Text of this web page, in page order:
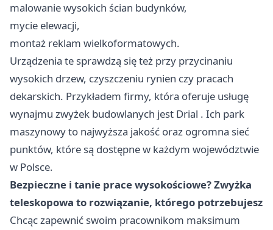
malowanie wysokich ścian budynków,
mycie elewacji,
montaż reklam wielkoformatowych.
Urządzenia te sprawdzą się też przy przycinaniu
wysokich drzew, czyszczeniu rynien czy pracach
dekarskich. Przykładem firmy, która oferuje usługę
wynajmu zwyżek budowlanych jest Drial . Ich park
maszynowy to najwyższa jakość oraz ogromna sieć
punktów, które są dostępne w każdym województwie
w Polsce.
Bezpieczne i tanie prace wysokościowe? Zwyżka
teleskopowa to rozwiązanie, którego potrzebujesz
Chcąc zapewnić swoim pracownikom maksimum